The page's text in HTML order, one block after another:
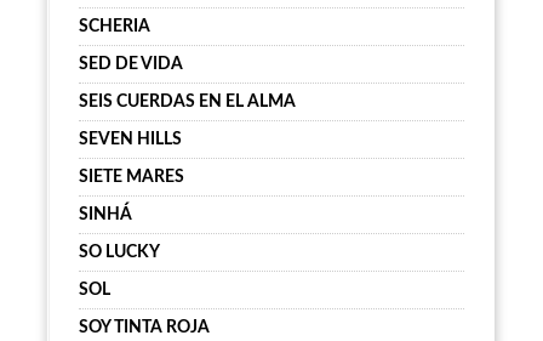
SCHERIA
SED DE VIDA
SEIS CUERDAS EN EL ALMA
SEVEN HILLS
SIETE MARES
SINHÁ
SO LUCKY
SOL
SOY TINTA ROJA